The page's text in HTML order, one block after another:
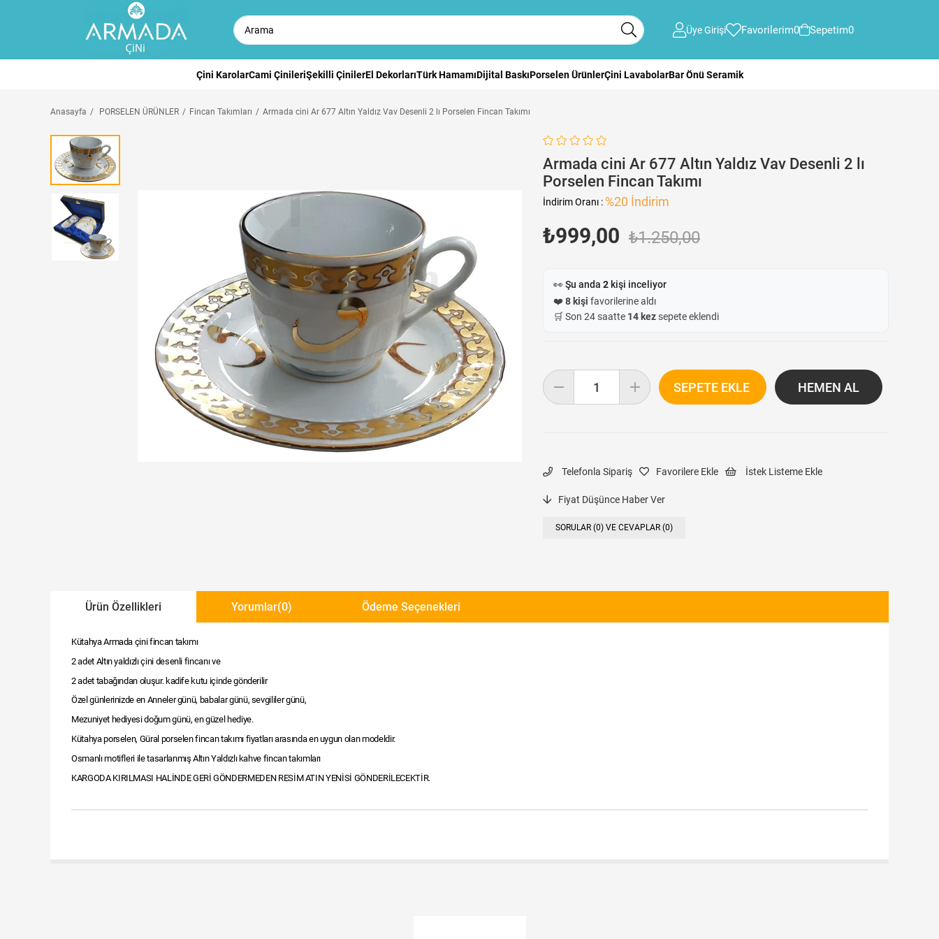
Üye Girişi Favorilerim0 Sepetim0
Çini KarolarCami ÇinileriŞekilli ÇinilerEl DekorlarıTürk HamamıDijital BaskıPorselen ÜrünlerÇini LavabolarBar Önü Seramik
Anasayfa PORSELEN ÜRÜNLER Fincan Takımları Armada cini Ar 677 Altın Yaldız Vav Desenli 2 lı Porselen Fincan Takımı
Armada cini Ar 677 Altın Yaldız Vav Desenli 2 lı
Porselen Fincan Takımı
İndirim Oranı : %20 İndirim
₺1.250,00
₺999,00
👀 Şu anda 2 kişi inceliyor
❤️ 8 kişi favorilerine aldı
🛒 Son 24 saatte 14 kezsepete eklendi
Telefonla Sipariş Favorilere Ekle İstek Listeme Ekle
Fiyat Düşünce Haber Ver
SORULAR (0) VE CEVAPLAR (0)
Ürün Özellikleri Yorumlar(0) Ödeme Seçenekleri
Kütahya Armada çini fincan takımı
2 adet Altın yaldızlı çini desenli fincanı ve
2 adet tabağından oluşur. kadife kutu içinde gönderilir
Özel günlerinizde en Anneler günü, babalar günü, sevgililer günü,
Mezuniyet hediyesi doğum günü, en güzel hediye.
Kütahya porselen, Güral porselen fincan takımı fiyatları arasında en uygun olan modeldir.
Osmanlı motifleri ile tasarlanmış Altın Yaldızlı kahve fincan takımları
KARGODA KIRILMASI HALİNDE GERİ GÖNDERMEDEN RESİM ATIN YENİSİ GÖNDERİLECEKTİR.